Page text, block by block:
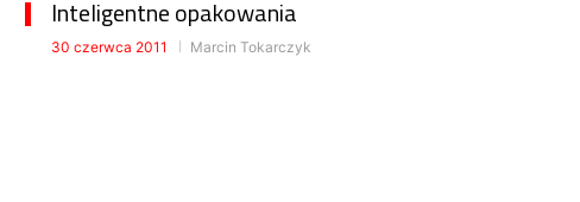
Inteligentne opakowania
30 czerwca 2011 Marcin Tokarczyk